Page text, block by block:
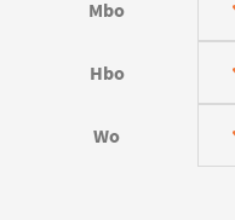
Mbo
Hbo
Wo